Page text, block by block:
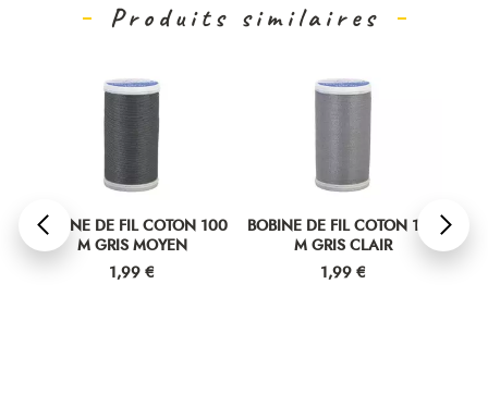
Produits similaires
BOBINE DE FIL COTON 100
M GRIS MOYEN
Prix
1,99 €
BOBINE DE FIL COTON 100
M GRIS CLAIR
Prix
1,99 €